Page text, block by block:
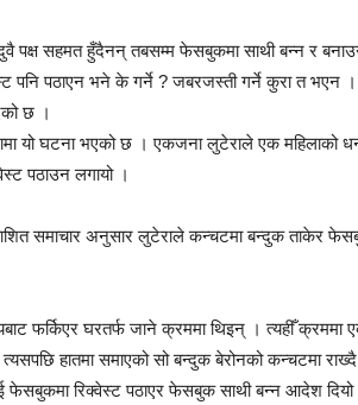
पक्ष सहमत हुँदैनन् तबसम्म फेसबुकमा साथी बन्न र
पनि पठाएन भने के गर्ने ? जबरजस्ती गर्ने कुरा त भएन
छ ।
यो घटना भएको छ । एकजना लुटेराले एक
पठाउन लगायो ।
समाचार अनुसार लुटेराले कन्चटमा बन्दुक ताकेर
फर्किएर घरतर्फ जाने क्रममा थिइन् । त्यहीँ
हातमा समाएको सो बन्दुक बेरोनको कन्चटमा
रिक्वेस्ट पठाएर फेसबुक साथी बन्न आदेश